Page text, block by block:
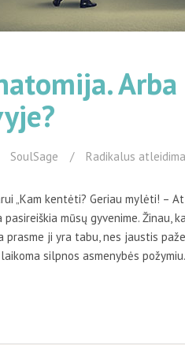
SoulSage Radikalus
„Kam kentėti? Geriau mylėti! –
pasireiškia mūsų gyvenime.
prasme ji yra tabu, nes jaustis
silpnos asmenybės